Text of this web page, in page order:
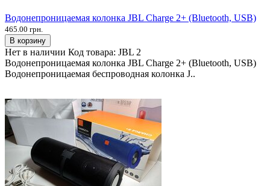
Водонепроницаемая колонка JBL Charge 2+ (Bluetooth, USB)
465.00 грн.
В корзину
Нет в наличии Код товара: JBL 2
Водонепроницаемая колонка JBL Charge 2+ (Bluetooth, USB)
Водонепроницаемая беспроводная колонка J..